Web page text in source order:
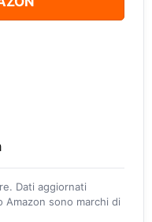
Dati aggiornati
Amazon sono marchi di